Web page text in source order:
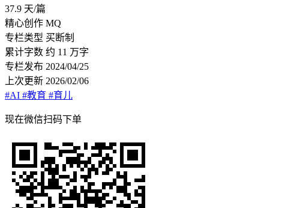
37.9 天/篇
精心创作 MQ
专栏类型 买断制
累计字数 约 11 万字
专栏发布 2024/04/25
上次更新 2026/02/06
#AI #教育 #育儿
现在微信扫码下单